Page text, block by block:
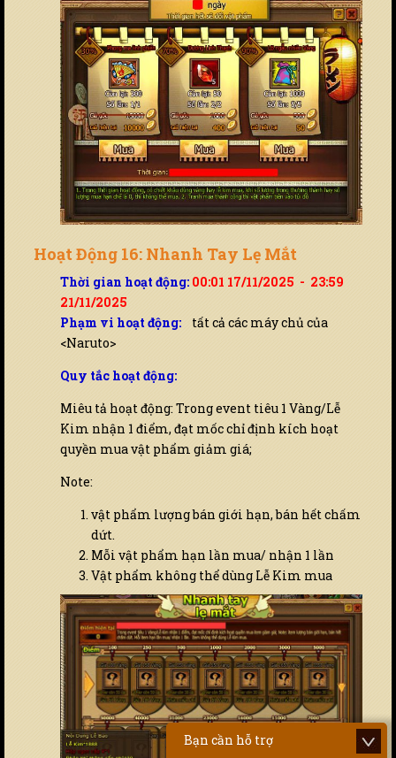
Hoạt Động 16: Nhanh Tay Lẹ Mắt
Thời gian hoạt động: 00:01 17/11/2025 - 23:59
21/11/2025
Phạm vi hoạt động: tất cả các máy chủ của
<Naruto>
Quy tắc hoạt động:
Miêu tả hoạt động: Trong event tiêu 1 Vàng/Lễ
Kim nhận 1 điểm, đạt mốc chỉ định kích hoạt
quyền mua vật phẩm giảm giá;
Note:
vật phẩm lượng bán giới hạn, bán hết chấm
dứt.
Mỗi vật phẩm hạn lần mua/ nhận 1 lần
Vật phẩm không thể dùng Lễ Kim mua
Bạn cần hỗ trợ